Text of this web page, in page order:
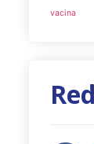
vacina